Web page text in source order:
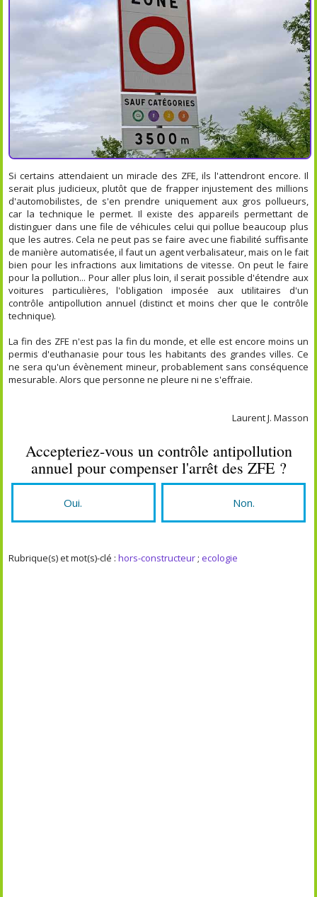
Si certains attendaient un miracle des ZFE, ils l'attendront encore. Il
serait plus judicieux, plutôt que de frapper injustement des millions
d'automobilistes, de s'en prendre uniquement aux gros pollueurs,
car la technique le permet. Il existe des appareils permettant de
distinguer dans une file de véhicules celui qui pollue beaucoup plus
que les autres. Cela ne peut pas se faire avec une fiabilité suffisante
de manière automatisée, il faut un agent verbalisateur, mais on le fait
bien pour les infractions aux limitations de vitesse. On peut le faire
pour la pollution... Pour aller plus loin, il serait possible d'étendre aux
voitures particulières, l'obligation imposée aux utilitaires d'un
contrôle antipollution annuel (distinct et moins cher que le contrôle
technique).
La fin des ZFE n'est pas la fin du monde, et elle est encore moins un
permis d'euthanasie pour tous les habitants des grandes villes. Ce
ne sera qu'un évènement mineur, probablement sans conséquence
mesurable. Alors que personne ne pleure ni ne s'effraie.
Laurent J. Masson
Accepteriez-vous un contrôle antipollution
annuel pour compenser l'arrêt des ZFE ?
Oui. Non.
Rubrique(s) et mot(s)-clé :hors-constructeur;ecologie